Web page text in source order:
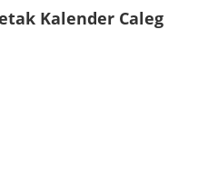
Kalender Caleg